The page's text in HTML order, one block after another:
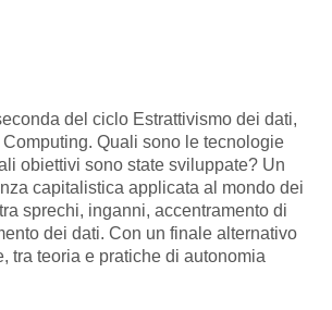
del ciclo Estrattivismo dei dati,
Quali sono le tecnologie
obiettivi sono state sviluppate? Un
capitalistica applicata al mondo dei
sprechi, inganni, accentramento di
dei dati. Con un finale alternativo
tra teoria e pratiche di autonomia